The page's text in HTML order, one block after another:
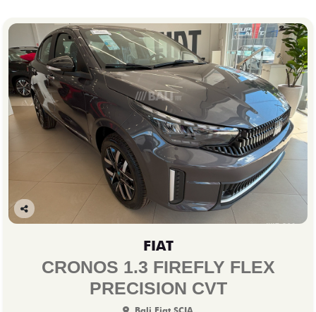
Co
FIAT
CRONOS 1.3 FIREFLY FLEX
PRECISION CVT